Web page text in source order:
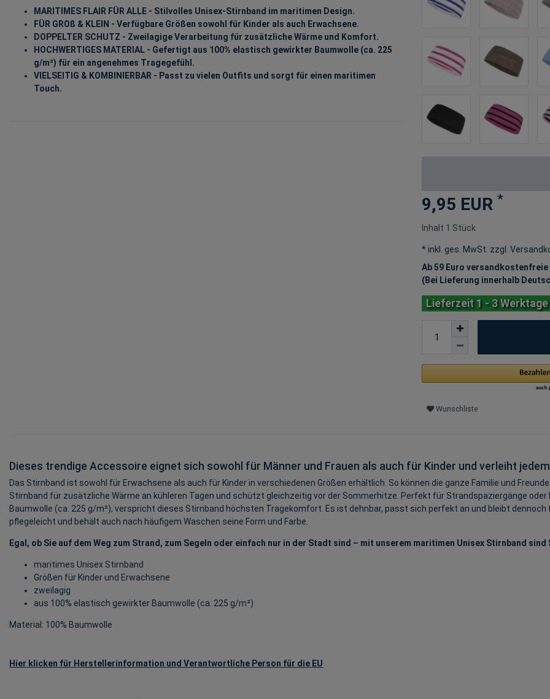
MARITIMES FLAIR FÜR ALLE - Stilvolles Unisex-Stirnband im maritimen Design.
FÜR GROß & KLEIN - Verfügbare Größen sowohl für Kinder als auch Erwachsene.
DOPPELTER SCHUTZ - Zweilagige Verarbeitung für zusätzliche Wärme und Komfort.
HOCHWERTIGES MATERIAL - Gefertigt aus 100% elastisch gewirkter Baumwolle (ca. 225
g/m²) für ein angenehmes Tragegefühl.
VIELSEITIG & KOMBINIERBAR - Passt zu vielen Outfits und sorgt für einen maritimen
Touch.
9,95 EUR *
Inhalt 1 Stück
* inkl. ges. MwSt. zzgl.
Ab 59 Euro
(Bei Lieferung innerhalb
Lieferzeit 1 - 3 Werktage
Wunschliste
Dieses trendige Accessoire eignet sich sowohl für Männer und Frauen als auch für Kinder und verleiht
Das Stirnband ist sowohl für Erwachsene als auch für Kinder in verschiedenen Größen erhältlich. So können die ganze Familie und
Stirnband für zusätzliche Wärme an kühleren Tagen und schützt gleichzeitig vor der Sommerhitze. Perfekt für Strandspaziergänge
Baumwolle (ca. 225 g/m²), verspricht dieses Stirnband höchsten Tragekomfort. Es ist dehnbar, passt sich perfekt an und bleibt
pflegeleicht und behält auch nach häufigem Waschen seine Form und Farbe.
Egal, ob Sie auf dem Weg zum Strand, zum Segeln oder einfach nur in der Stadt sind – mit unserem maritimen Unisex Stirnband
maritimes Unisex Stirnband
Größen für Kinder und Erwachsene
zweilagig
aus 100% elastisch gewirkter Baumwolle (ca. 225 g/m²)
Material: 100% Baumwolle
Hier klicken für Herstellerinformation und Verantwortliche Person für die EU